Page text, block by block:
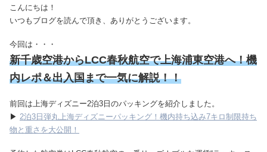
こんにちは！
いつもブログを読んで頂き、ありがとうございます。
今回は・・・
新千歳空港からLCC春秋航空で上海浦東空港へ！機
内レポ＆出入国まで一気に解説！！
前回は上海ディズニー2泊3日のパッキングを紹介しました。
▶ 2泊3日弾丸上海ディズニーパッキング！機内持ち込み7キロ制限持ち
物と重さを大公開！